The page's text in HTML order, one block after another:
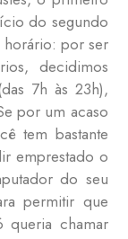
do segundo
horário: por ser
decidimos
7h às 23h),
por um acaso
tem bastante
emprestado o
do seu
permitir que
queria chamar